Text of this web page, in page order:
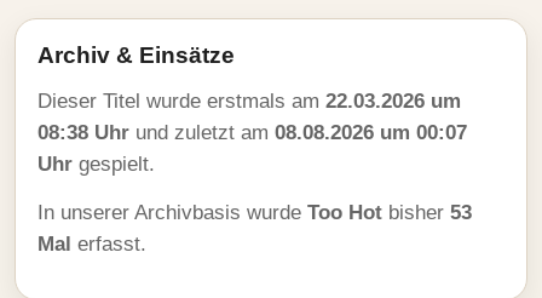
Archiv & Einsätze
Dieser Titel wurde erstmals am 22.03.2026 um
08:38 Uhr und zuletzt am 08.08.2026 um 00:07
Uhr gespielt.
In unserer Archivbasis wurde Too Hot bisher 53
Mal erfasst.